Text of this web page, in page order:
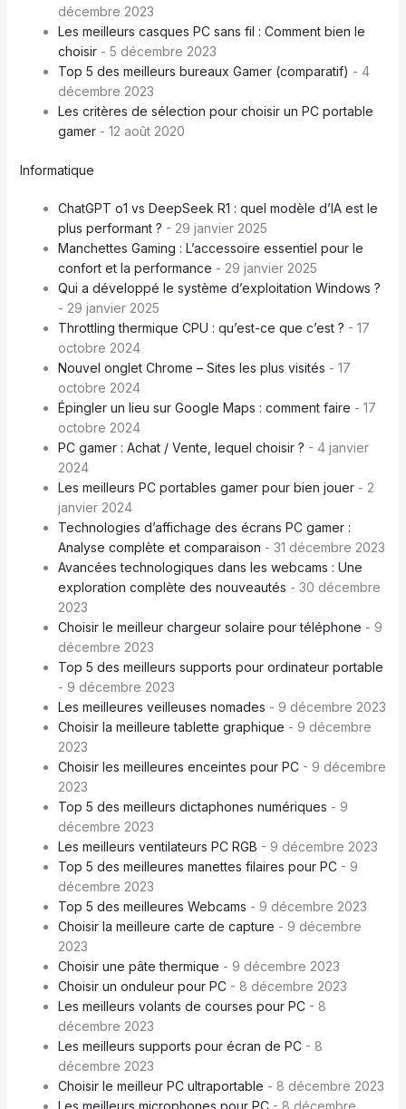
décembre 2023
Les meilleurs casques PC sans fil : Comment bien le
choisir- 5 décembre 2023
Top 5 des meilleurs bureaux Gamer (comparatif) - 4
décembre 2023
Les critères de sélection pour choisir un PC portable
gamer- 12 août 2020
Informatique
ChatGPT o1 vs DeepSeek R1 : quel modèle d’IA est le
plus performant ? - 29 janvier 2025
Manchettes Gaming : L’accessoire essentiel pour le
confort et la performance - 29 janvier 2025
Qui a développé le système d’exploitation Windows ?
- 29 janvier 2025
Throttling thermique CPU : qu’est-ce que c’est ? - 17
octobre 2024
Nouvel onglet Chrome – Sites les plus visités - 17
octobre 2024
Épingler un lieu sur Google Maps : comment faire - 17
octobre 2024
PC gamer : Achat / Vente, lequel choisir ? - 4 janvier
2024
Les meilleurs PC portables gamer pour bien jouer- 2
janvier 2024
Technologies d’affichage des écrans PC gamer :
Analyse complète et comparaison - 31 décembre 2023
Avancées technologiques dans les webcams : Une
exploration complète des nouveautés - 30 décembre
2023
Choisir le meilleur chargeur solaire pour téléphone - 9
décembre 2023
Top 5 des meilleurs supports pour ordinateur portable
- 9 décembre 2023
Les meilleures veilleuses nomades - 9 décembre 2023
Choisir la meilleure tablette graphique - 9 décembre
2023
Choisir les meilleures enceintes pour PC- 9 décembre
2023
Top 5 des meilleurs dictaphones numériques - 9
décembre 2023
Les meilleurs ventilateurs PC RGB - 9 décembre 2023
Top 5 des meilleures manettes filaires pour PC- 9
décembre 2023
Top 5 des meilleures Webcams - 9 décembre 2023
Choisir la meilleure carte de capture - 9 décembre
2023
Choisir une pâte thermique - 9 décembre 2023
Choisir un onduleur pour PC- 8 décembre 2023
Les meilleurs volants de courses pour PC- 8
décembre 2023
Les meilleurs supports pour écran de PC- 8
décembre 2023
Choisir le meilleur PC ultraportable - 8 décembre 2023
Les meilleurs microphones pour PC- 8 décembre